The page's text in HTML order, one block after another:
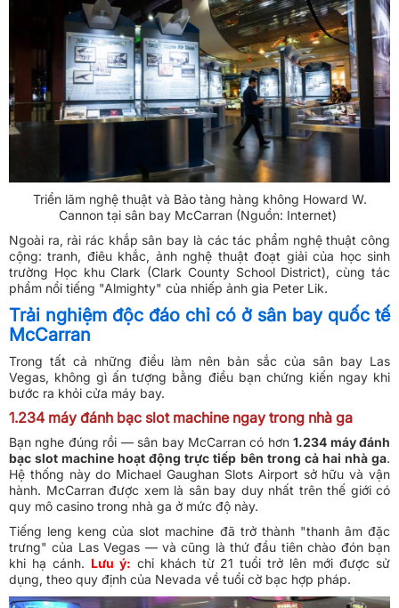
Triển lãm nghệ thuật và Bảo tàng hàng không Howard W.
Cannon tại sân bay McCarran (Nguồn: Internet)
Ngoài ra, rải rác khắp sân bay là các tác phẩm nghệ thuật công
cộng: tranh, điêu khắc, ảnh nghệ thuật đoạt giải của học sinh
trường Học khu Clark (Clark County School District), cùng tác
phẩm nổi tiếng "Almighty" của nhiếp ảnh gia Peter Lik.
Trải nghiệm độc đáo chỉ có ở sân bay quốc tế
McCarran
Trong tất cả những điều làm nên bản sắc của sân bay Las
Vegas, không gì ấn tượng bằng điều bạn chứng kiến ngay khi
bước ra khỏi cửa máy bay.
1.234 máy đánh bạc slot machine ngay trong nhà ga
Bạn nghe đúng rồi — sân bay McCarran có hơn1.234 máy đánh
bạc slot machine hoạt động trực tiếp bên trong cả hai nhà ga.
Hệ thống này do Michael Gaughan Slots Airport sở hữu và vận
hành. McCarran được xem là sân bay duy nhất trên thế giới có
quy mô casino trong nhà ga ở mức độ này.
Tiếng leng keng của slot machine đã trở thành "thanh âm đặc
trưng" của Las Vegas — và cũng là thứ đầu tiên chào đón bạn
khi hạ cánh. Lưu ý: chỉ khách từ 21 tuổi trở lên mới được sử
dụng, theo quy định của Nevada về tuổi cờ bạc hợp pháp.